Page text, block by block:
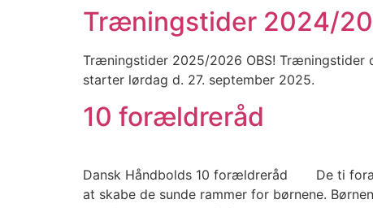
Træningstider 2024/
Træningstider 2025/2026 OBS! Træningstider
starter lørdag d. 27. september 2025.
10 forældreråd
Dansk Håndbolds 10 forældreråd De ti
at skabe de sunde rammer for børnene.